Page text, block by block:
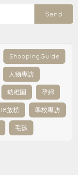
Send
ShoppingGuide
人物專訪
幼稚園 孕婦
IB放榜 學校專訪
毛孩